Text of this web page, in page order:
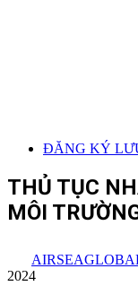
ĐĂNG KÝ
THỦ TỤC
MÔI
2024